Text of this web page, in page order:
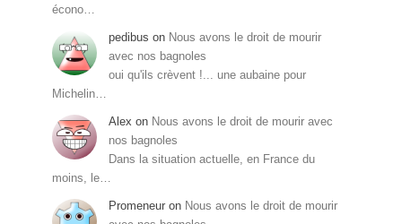
écono…
pedibus on Nous avons le droit de mourir
avec nos bagnoles
oui qu'ils crèvent !... une aubaine pour
Michelin…
Alex on Nous avons le droit de mourir avec
nos bagnoles
Dans la situation actuelle, en France du
moins, le…
Promeneur on Nous avons le droit de mourir